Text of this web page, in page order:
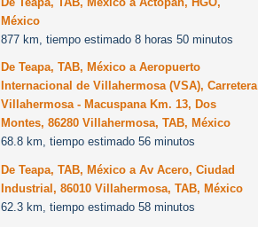
México
877 km, tiempo estimado 8 horas 50 minutos
De Teapa, TAB, México a Aeropuerto
Internacional de Villahermosa (VSA), Carretera
Villahermosa - Macuspana Km. 13, Dos
Montes, 86280 Villahermosa, TAB, México
68.8 km, tiempo estimado 56 minutos
De Teapa, TAB, México a Av Acero, Ciudad
Industrial, 86010 Villahermosa, TAB, México
62.3 km, tiempo estimado 58 minutos